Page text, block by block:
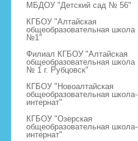
МБДОУ "Детский сад № 56"
КГБОУ "Алтайская
общеобразовательная школа
№1"
Филиал КГБОУ "Алтайская
общеобразовательная школа
№ 1 г. Рубцовск"
КГБОУ "Новоалтайская
общеобразовательная школа-
интернат"
КГБОУ "Озерская
общеобразовательная школа-
интернат"